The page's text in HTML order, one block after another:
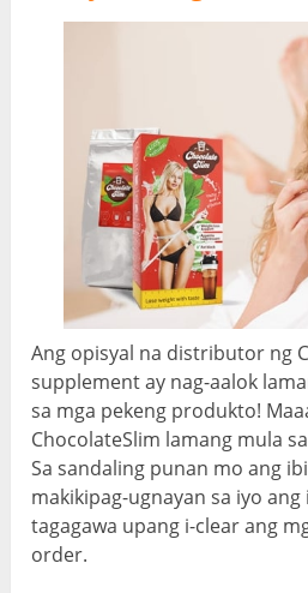
Ang opisyal na distributor ng
supplement ay nag-aalok
sa mga pekeng produkto!
ChocolateSlim lamang mula
Sa sandaling punan mo ang
makikipag-ugnayan sa iyo
tagagawa upang i-clear ang
order.